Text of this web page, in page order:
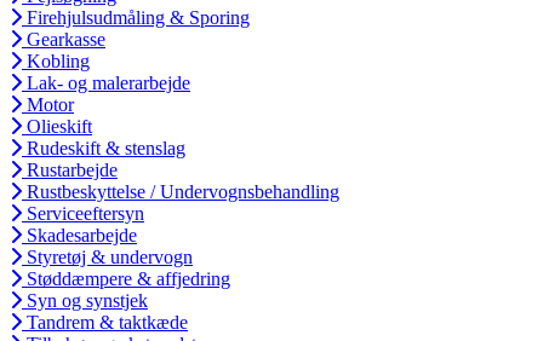
Firehjulsudmåling & Sporing
Gearkasse
Kobling
Lak- og malerarbejde
Motor
Olieskift
Rudeskift & stenslag
Rustarbejde
Rustbeskyttelse / Undervognsbehandling
Serviceeftersyn
Skadesarbejde
Styretøj & undervogn
Støddæmpere & affjedring
Syn og synstjek
Tandrem & taktkæde